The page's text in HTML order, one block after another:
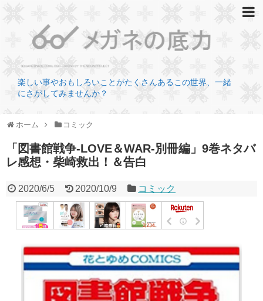
楽しい事やおもしろいことがたくさんあるこの世界、一緒
にさがしてみませんか？
ホーム コミック
「図書館戦争-LOVE＆WAR-別冊編」9巻ネタバ
レ感想・柴崎救出！＆告白
2020/6/5 2020/10/9 コミック